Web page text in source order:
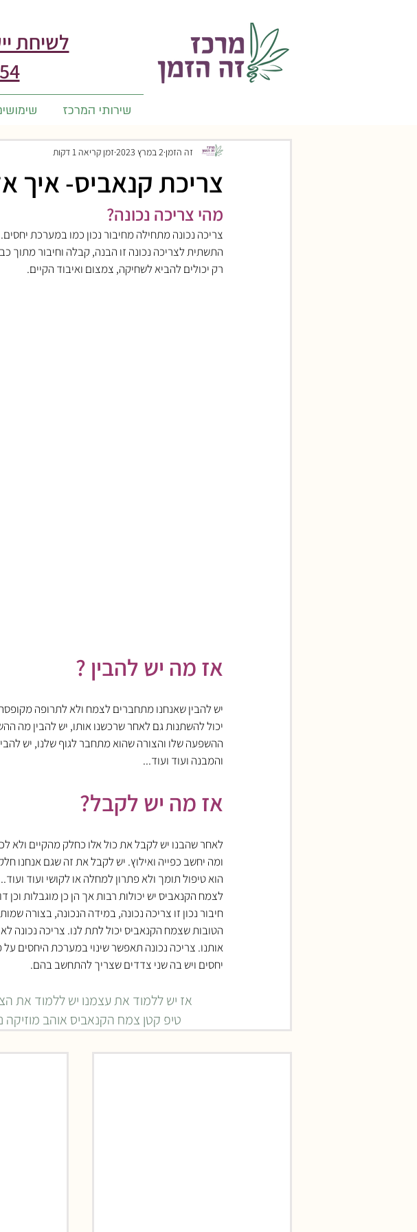
לשיחת
שירותי המרכז
צריכת קנאביס- איך
זה הזמן 2 במרץ 2023 זמן קריאה 1 דקות
מהי צריכה נכונה?
צריכה נכונה מתחילה מחיבור נכון כמו במערכת יחסים.
התשתית לצריכה נכונה זו הבנה, קבלה וחיבור מתוך
רק יכולים להביא לשחיקה, צמצום ואיבוד הקיים.
אז מה יש להבין ?
יש להבין שאנחנו מתחברים לצמח ולא לתרופה
יכול להשתנות גם לאחר שרכשנו אותו, יש להבין מה
ההשפעה שלו והצורה שהוא מתחבר לגוף שלנו, יש
והמבנה ועוד ועוד...
אז מה יש לקבל?
לאחר שהבנו יש לקבל את כול אלו כחלק מהקיים ולא
ומה יחשב כפייה ואילוץ. יש לקבל את זה שגם אנחנו
הוא טיפול תומך ולא פתרון למחלה או לקושי ועוד
לצמח הקנאביס יש יכולות רבות אך הן כן מוגבלות וכן
חיבור נכון זו צריכה נכונה, במידה הנכונה, בצורה
הטובות שצמח הקנאביס יכול לתת לנו. צריכה
אותנו. צריכה נכונה תאפשר שינוי במערכת היחסים
יחסים ויש בה שני צדדים שצריך להתחשב בהם.
אז יש ללמוד את עצמנו יש ללמוד את
טיפ קטן צמח הקנאביס אוהב מוזיקה